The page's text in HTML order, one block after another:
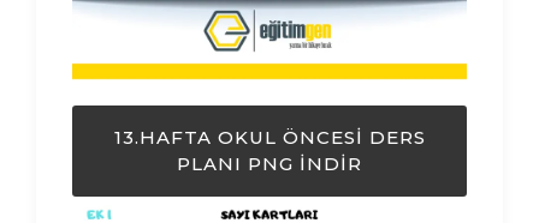
13.HAFTA OKUL ÖNCESI DERS
PLANI PNG İNDIR